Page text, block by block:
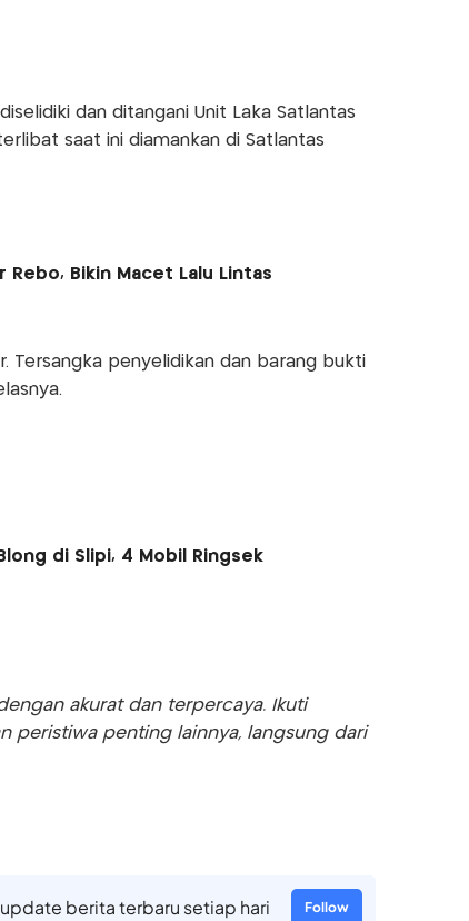
dan ditangani Unit Laka Satlantas
saat ini diamankan di Satlantas
Rebo, Bikin Macet Lalu Lintas
Tersangka penyelidikan dan barang bukti
di Slipi, 4 Mobil Ringsek
akurat dan terpercaya. Ikuti
peristiwa penting lainnya, langsung dari
berita terbaru setiap hari Follow